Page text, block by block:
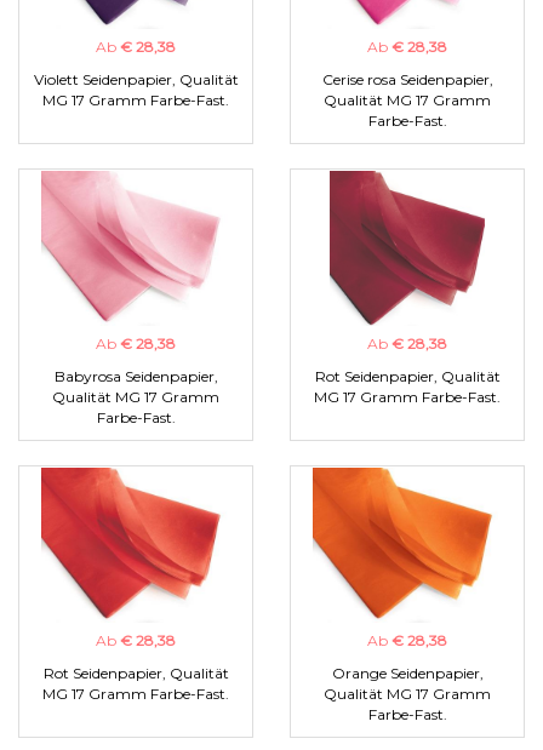
Ab € 28,38
Violett Seidenpapier, Qualität
MG 17 Gramm Farbe-Fast.
Ab € 28,38
Cerise rosa Seidenpapier,
Qualität MG 17 Gramm
Farbe-Fast.
Ab € 28,38
Babyrosa Seidenpapier,
Qualität MG 17 Gramm
Farbe-Fast.
Ab € 28,38
Rot Seidenpapier, Qualität
MG 17 Gramm Farbe-Fast.
Ab € 28,38
Rot Seidenpapier, Qualität
MG 17 Gramm Farbe-Fast.
Ab € 28,38
Orange Seidenpapier,
Qualität MG 17 Gramm
Farbe-Fast.